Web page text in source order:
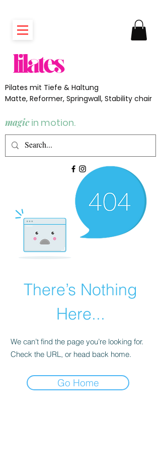
Pilates mit Tiefe & Haltung
Matte, Reformer, Springwall, Stability chair
magicin motion.
There’s Nothing
Here...
We can’t find the page you’re looking for.
Check the URL, or head back home.
Go Home